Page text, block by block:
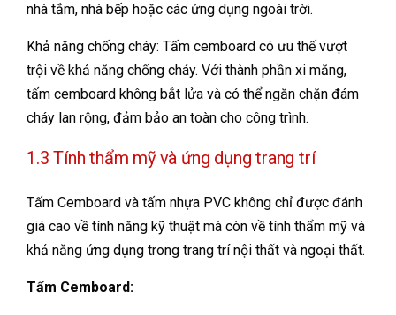
nhà tắm, nhà bếp hoặc các ứng dụng ngoài trời.
Khả năng chống cháy: Tấm cemboard có ưu thế vượt
trội về khả năng chống cháy. Với thành phần xi măng,
tấm cemboard không bắt lửa và có thể ngăn chặn đám
cháy lan rộng, đảm bảo an toàn cho công trình.
1.3 Tính thẩm mỹ và ứng dụng trang trí
Tấm Cemboard và tấm nhựa PVC không chỉ được đánh
giá cao về tính năng kỹ thuật mà còn về tính thẩm mỹ và
khả năng ứng dụng trong trang trí nội thất và ngoại thất.
Tấm Cemboard: